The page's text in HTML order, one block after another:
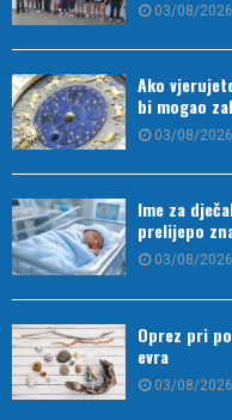
03/08/2026
Ako
bi mogao
03/08/2026
Ime za
prelijepo
03/08/2026
Oprez pri
evra
03/08/2026